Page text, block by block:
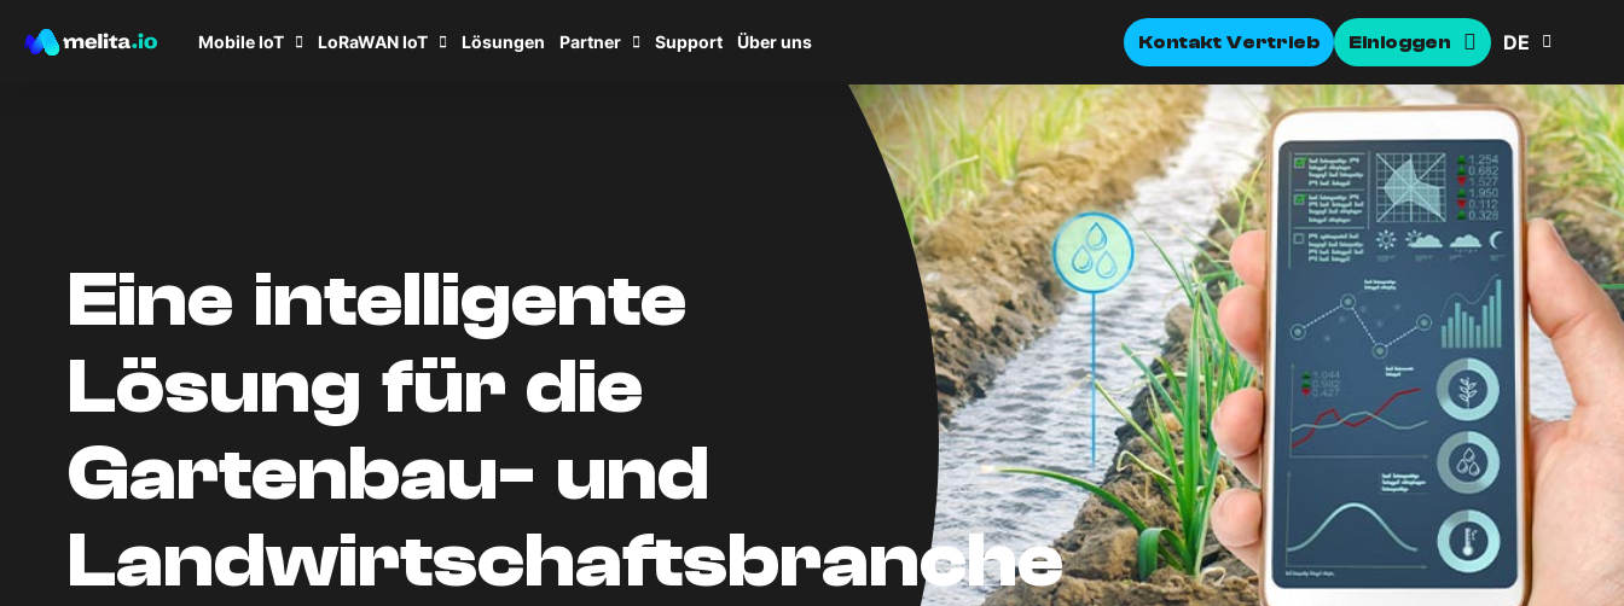
Mobile IoT LoRaWAN IoT Lösungen Partner Support Über uns Kontakt Vertrieb Einloggen DE
Eine intelligente
Lösung für die
Gartenbau- und
Landwirtschaftsbranche